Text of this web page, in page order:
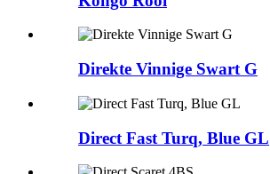
Direkte Vinnige Swart G
Direct Fast Turq, Blue GL